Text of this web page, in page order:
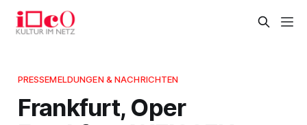
PRESSEMELDUNGEN & NACHRICHTEN
Frankfurt, Oper